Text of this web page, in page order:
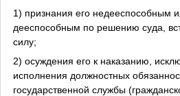
1) признания его недееспособным
дееспособным по решению суда,
силу;
2) осуждения его к наказанию,
исполнения должностных
государственной службы